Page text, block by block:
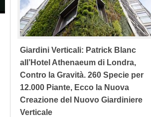
Giardini Verticali: Patrick Blanc
all’Hotel Athenaeum di Londra,
Contro la Gravità. 260 Specie per
12.000 Piante, Ecco la Nuova
Creazione del Nuovo Giardiniere
Verticale